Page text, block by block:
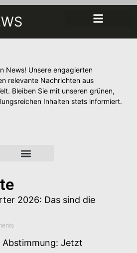
News! Unsere engagierten
relevante Nachrichten aus
Bleiben Sie mit unseren grünen,
Inhalten stets informiert.
2026: Das sind die
Jetzt